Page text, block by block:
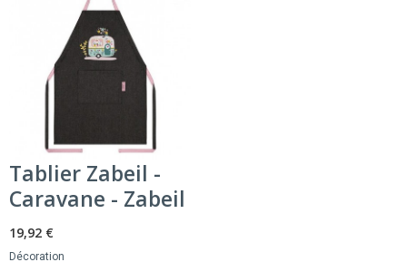
Tablier Zabeil -
Caravane - Zabeil
19,92 €
Décoration